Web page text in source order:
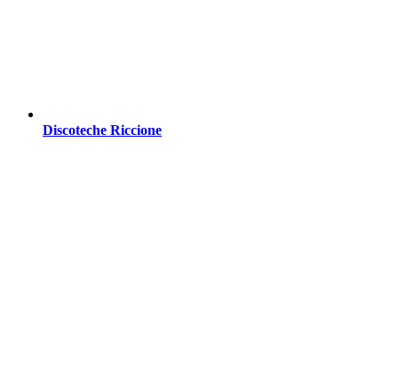
Discoteche Riccione